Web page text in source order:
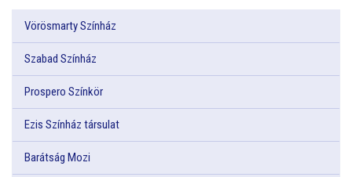
Vörösmarty Színház
Szabad Színház
Prospero Színkör
Ezis Színház társulat
Barátság Mozi